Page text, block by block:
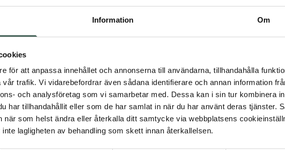
Information Om
för att anpassa innehållet och annonserna till användarna, tillhandahålla
trafik. Vi vidarebefordrar även sådana identifierare och annan information
och analysföretag som vi samarbetar med. Dessa kan i sin tur kombinera
har tillhandahållit eller som de har samlat in när du har använt deras tjänster.
när som helst ändra eller återkalla ditt samtycke via webbplatsens
lagligheten av behandling som skett innan återkallelsen.
mäns hår och ger ett
med din egen
och njut av ett resultat
ut igen. Just For
självsäker och
Integreras med din